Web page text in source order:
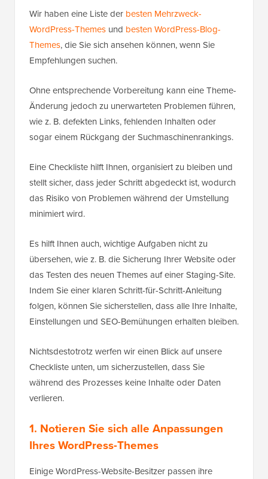
Wir haben eine Liste der besten Mehrzweck-
WordPress-Themes und besten WordPress-Blog-
Themes, die Sie sich ansehen können, wenn Sie
Empfehlungen suchen.
Ohne entsprechende Vorbereitung kann eine Theme-
Änderung jedoch zu unerwarteten Problemen führen,
wie z. B. defekten Links, fehlenden Inhalten oder
sogar einem Rückgang der Suchmaschinenrankings.
Eine Checkliste hilft Ihnen, organisiert zu bleiben und
stellt sicher, dass jeder Schritt abgedeckt ist, wodurch
das Risiko von Problemen während der Umstellung
minimiert wird.
Es hilft Ihnen auch, wichtige Aufgaben nicht zu
übersehen, wie z. B. die Sicherung Ihrer Website oder
das Testen des neuen Themes auf einer Staging-Site.
Indem Sie einer klaren Schritt-für-Schritt-Anleitung
folgen, können Sie sicherstellen, dass alle Ihre Inhalte,
Einstellungen und SEO-Bemühungen erhalten bleiben.
Nichtsdestotrotz werfen wir einen Blick auf unsere
Checkliste unten, um sicherzustellen, dass Sie
während des Prozesses keine Inhalte oder Daten
verlieren.
1. Notieren Sie sich alle Anpassungen
Ihres WordPress-Themes
Einige WordPress-Website-Besitzer passen ihre